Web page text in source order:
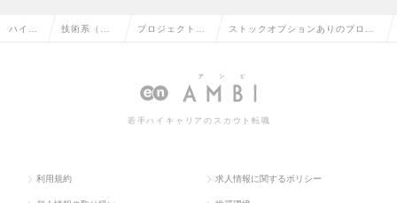
ハイク 技術系（機 プロジェクトマ
械・自動車）
ストックオプションありのプロジ
車）の転職・求人情報一覧
若手ハイキャリアのスカウト転職
利用規約 求人情報に関するポリシー